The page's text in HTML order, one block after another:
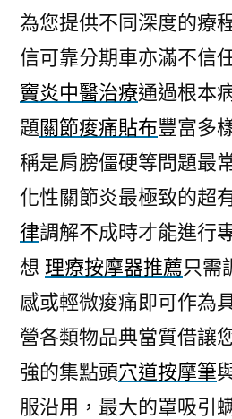
為您提供不同深度的療
信可靠分期車亦滿不信
竇炎中醫治療通過根本
題關節痠痛貼布豐富多
稱是肩膀僵硬等問題最
化性關節炎最極致的超
律調解不成時才能進行
想 理療按摩器推薦只需
感或輕微痠痛即可作為
營各類物品典當質借讓
強的集點頭穴道按摩筆
服沿用，最大的罩吸引